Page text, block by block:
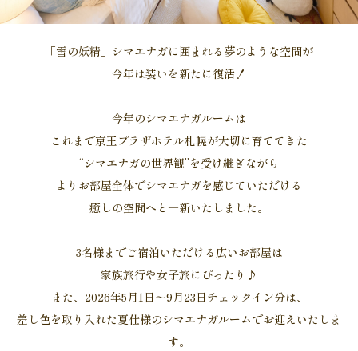
「雪の妖精」シマエナガに囲まれる夢のような空間が
今年は装いを新たに復活！
今年のシマエナガルームは
これまで京王プラザホテル札幌が大切に育ててきた
“シマエナガの世界観”を受け継ぎながら
よりお部屋全体でシマエナガを感じていただける
癒しの空間へと一新いたしました。
3名様までご宿泊いただける広いお部屋は
家族旅行や女子旅にぴったり♪
また、2026年5月1日～9月23日チェックイン分は、
差し色を取り入れた夏仕様のシマエナガルームでお迎えいたしま
す。